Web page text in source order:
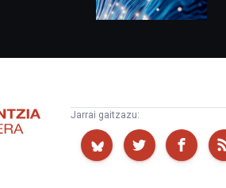
Jarrai gaitzazu: